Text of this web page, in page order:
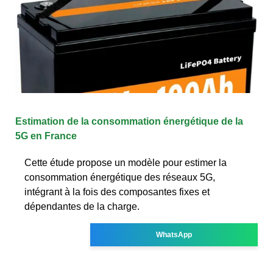
Estimation de la consommation énergétique de la
5G en France
Cette étude propose un modèle pour estimer la
consommation énergétique des réseaux 5G,
intégrant à la fois des composantes fixes et
dépendantes de la charge.
WhatsApp